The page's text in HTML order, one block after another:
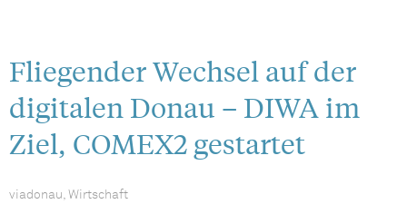
Fliegender Wechsel auf der
digitalen Donau – DIWA im
Ziel, COMEX2 gestartet
viadonau, Wirtschaft